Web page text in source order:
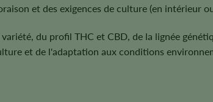
et des exigences de culture (en intérieur
du profil THC et CBD, de la lignée
et de l'adaptation aux conditions